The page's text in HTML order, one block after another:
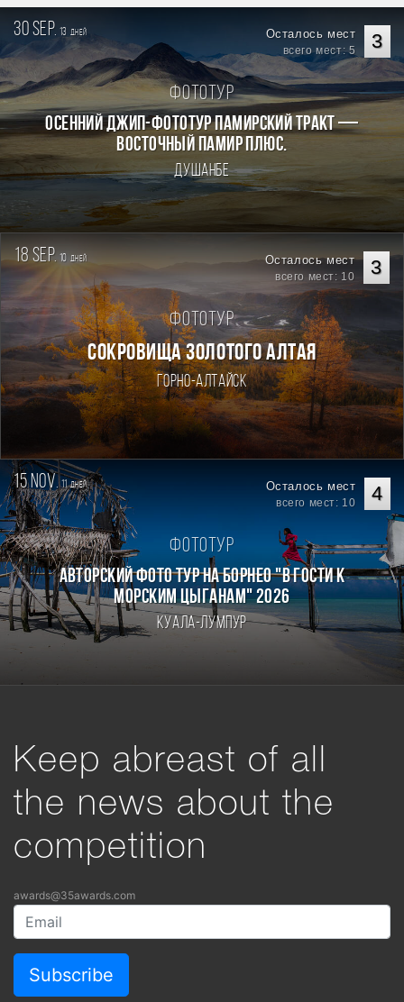
30 sep. 13 дней 3
Осталось мест
всего мест: 5
Фототур
Осенний джип-фототур Памирский Тракт —
Восточный Памир плюс.
Душанбе
18 sep. 10 дней 3
Осталось мест
всего мест: 10
Фототур
СОКРОВИЩА ЗОЛОТОГО АЛТАЯ
Горно-Алтайск
15 nov.11дней 4
Осталось мест
всего мест: 10
Фототур
Авторский фото тур на Борнео "В гости к
морским цыганам" 2026
Куала-Лумпур
Keep abreast of all
the news about the
competition
awards@35awards.com